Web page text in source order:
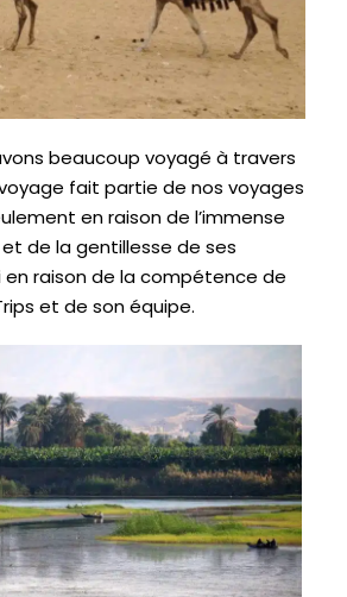
beaucoup voyagé à travers
fait partie de nos voyages
en raison de l’immense
de la gentillesse de ses
en raison de la compétence de
et de son équipe.